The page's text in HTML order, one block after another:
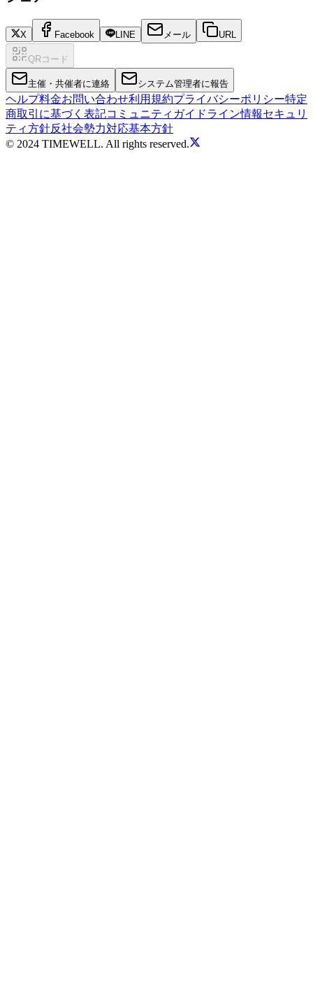
X Facebook LINE メール URL
QRコード
主催・共催者に連絡 システム管理者に報告
ヘルプ料金お問い合わせ利用規約プライバシーポリシー特定
商取引に基づく表記コミュニティガイドライン情報セキュリ
ティ方針反社会勢力対応基本方針
© 2024 TIMEWELL. All rights reserved.